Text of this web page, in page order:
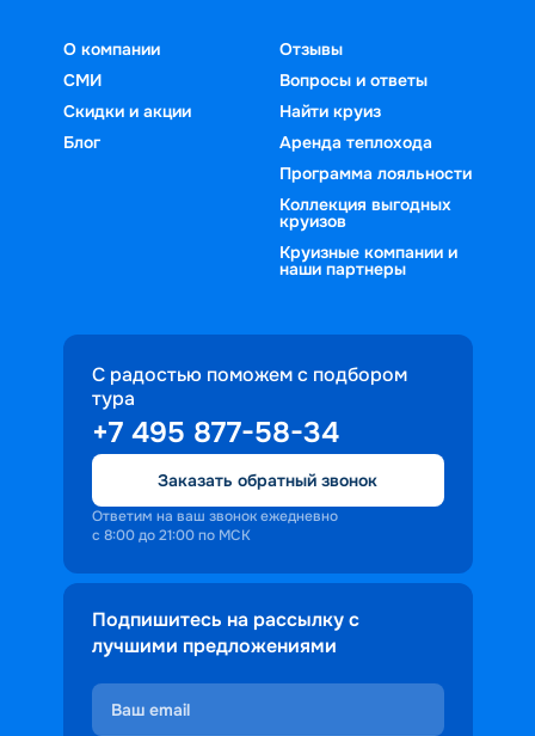
О компании
СМИ
Скидки и акции
Блог
Отзывы
Вопросы и ответы
Найти круиз
Аренда теплохода
Программа лояльности
Коллекция выгодных
круизов
Круизные компании и
наши партнеры
С радостью поможем с подбором
тура
+7 495 877-58-34
Заказать обратный звонок
Ответим на ваш звонок ежедневно
с 8:00 до 21:00 по МСК
Подпишитесь на рассылку с
лучшими предложениями